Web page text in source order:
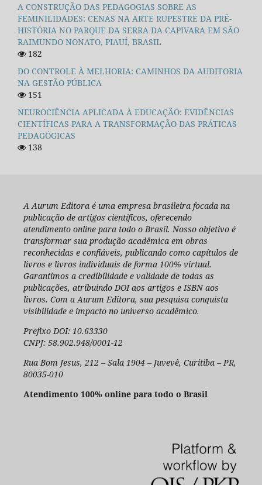
A CONSTRUÇÃO DAS PEDAGOGIAS SOBRE AS
FEMINILIDADES: CENAS NA ARTE RUPESTRE DA PRÉ-
HISTÓRIA NO PARQUE DA SERRA DA CAPIVARA EM SÃO
RAIMUNDO NONATO, PIAUÍ, BRASIL
182
DO CONTROLE À MELHORIA: CAMINHOS DA AUDITORIA
NA GESTÃO PÚBLICA
151
NEUROCIÊNCIA APLICADA À EDUCAÇÃO: EVIDÊNCIAS
CIENTÍFICAS PARA A TRANSFORMAÇÃO DAS PRÁTICAS
PEDAGÓGICAS
138
A Aurum Editora é uma empresa brasileira focada na
publicação de artigos científicos, oferecendo
atendimento online para todo o Brasil. Nosso objetivo é
transformar sua produção acadêmica em obras
reconhecidas e confiáveis, publicando como capítulos de
livros e livros individuais de forma 100% virtual.
Garantimos a credibilidade e validade de todas as
publicações, atribuindo DOI aos artigos e ISBN aos
livros. Com a Aurum Editora, sua pesquisa conquista
visibilidade e impacto no universo acadêmico.
Prefixo DOI: 10.63330
CNPJ: 58.902.948/0001-12
Rua Bom Jesus, 212 – Sala 1904 – Juvevê, Curitiba – PR,
80035-010
Atendimento 100% online para todo o Brasil